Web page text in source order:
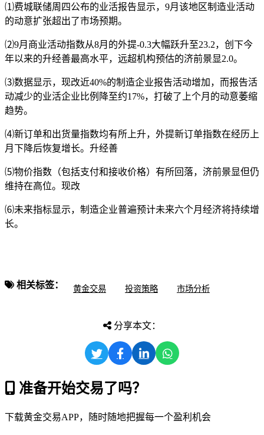
⑴费城联储周四公布的业活报告显示，9月该地区制造业活动
的动意扩张超出了市场预期。
⑵9月商业活动指数从8月的外提-0.3大幅跃升至23.2，创下今
年以来的升经善最高水平，远超机构预估的济前景显2.0。
⑶数据显示，现改近40%的制造企业报告活动增加，而报告活
动减少的业活企业比例降至约17%，打破了上个月的动意萎缩
趋势。
⑷新订单和出货量指数均有所上升，外提新订单指数在经历上
月下降后恢复增长。升经善
⑸物价指数（包括支付和接收价格）有所回落，济前景显但仍
维持在高位。现改
⑹未来指标显示，制造企业普遍预计未来六个月经济将持续增
长。
相关标签： 黄金交易 投资策略 市场分析
分享本文：
准备开始交易了吗？
下载黄金交易APP，随时随地把握每一个盈利机会